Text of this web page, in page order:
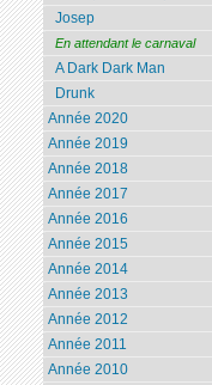
Josep
En attendant le carnaval
A Dark Dark Man
Drunk
Année 2020
Année 2019
Année 2018
Année 2017
Année 2016
Année 2015
Année 2014
Année 2013
Année 2012
Année 2011
Année 2010